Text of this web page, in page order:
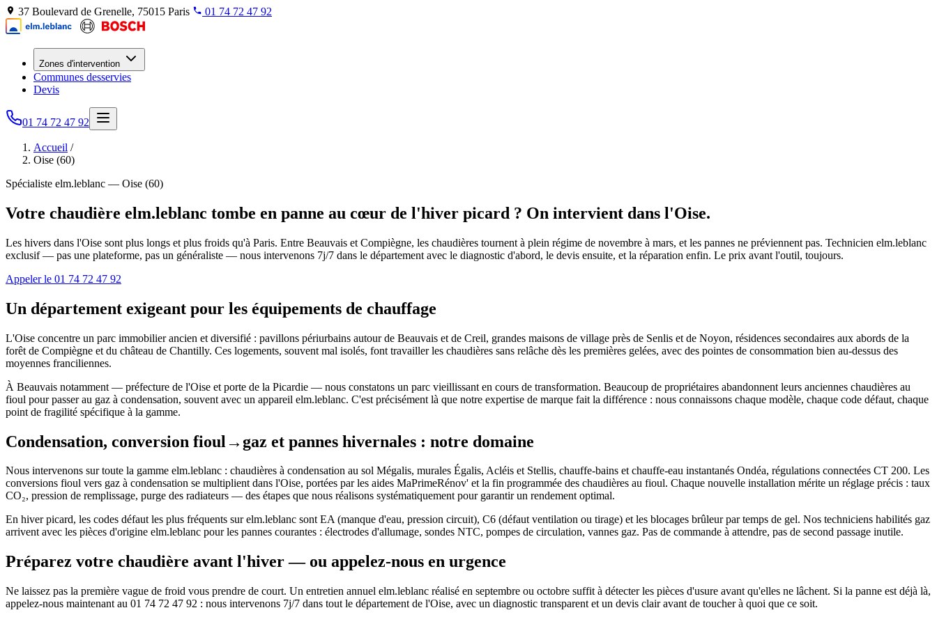
37 Boulevard de Grenelle, 75015 Paris 01 74 72 47 92
Zones d'intervention
Communes desservies
Devis
01 74 72 47 92
Accueil /
Oise (60)
Spécialiste elm.leblanc — Oise (60)
Votre chaudière elm.leblanc tombe en panne au cœur de l'hiver picard ? On intervient dans l'Oise.
Les hivers dans l'Oise sont plus longs et plus froids qu'à Paris. Entre Beauvais et Compiègne, les chaudières tournent à plein régime de novembre à mars, et les pannes ne préviennent pas. Technicien elm.leblanc
exclusif — pas une plateforme, pas un généraliste — nous intervenons 7j/7 dans le département avec le diagnostic d'abord, le devis ensuite, et la réparation enfin. Le prix avant l'outil, toujours.
Appeler le 01 74 72 47 92
Un département exigeant pour les équipements de chauffage
L'Oise concentre un parc immobilier ancien et diversifié : pavillons périurbains autour de Beauvais et de Creil, grandes maisons de village près de Senlis et de Noyon, résidences secondaires aux abords de la
forêt de Compiègne et du château de Chantilly. Ces logements, souvent mal isolés, font travailler les chaudières sans relâche dès les premières gelées, avec des pointes de consommation bien au-dessus des
moyennes franciliennes.
À Beauvais notamment — préfecture de l'Oise et porte de la Picardie — nous constatons un parc vieillissant en cours de transformation. Beaucoup de propriétaires abandonnent leurs anciennes chaudières au
fioul pour passer au gaz à condensation, souvent avec un appareil elm.leblanc. C'est précisément là que notre expertise de marque fait la différence : nous connaissons chaque modèle, chaque code défaut, chaque
point de fragilité spécifique à la gamme.
Condensation, conversion fioul→gaz et pannes hivernales : notre domaine
Nous intervenons sur toute la gamme elm.leblanc : chaudières à condensation au sol Mégalis, murales Égalis, Acléis et Stellis, chauffe-bains et chauffe-eau instantanés Ondéa, régulations connectées CT 200. Les
conversions fioul vers gaz à condensation se multiplient dans l'Oise, portées par les aides MaPrimeRénov' et la fin programmée des chaudières au fioul. Chaque nouvelle installation mérite un réglage précis : taux
CO₂, pression de remplissage, purge des radiateurs — des étapes que nous réalisons systématiquement pour garantir un rendement optimal.
En hiver picard, les codes défaut les plus fréquents sur elm.leblanc sont EA (manque d'eau, pression circuit), C6 (défaut ventilation ou tirage) et les blocages brûleur par temps de gel. Nos techniciens habilités gaz
arrivent avec les pièces d'origine elm.leblanc pour les pannes courantes : électrodes d'allumage, sondes NTC, pompes de circulation, vannes gaz. Pas de commande à attendre, pas de second passage inutile.
Préparez votre chaudière avant l'hiver — ou appelez-nous en urgence
Ne laissez pas la première vague de froid vous prendre de court. Un entretien annuel elm.leblanc réalisé en septembre ou octobre suffit à détecter les pièces d'usure avant qu'elles ne lâchent. Si la panne est déjà là,
appelez-nous maintenant au 01 74 72 47 92 : nous intervenons 7j/7 dans tout le département de l'Oise, avec un diagnostic transparent et un devis clair avant de toucher à quoi que ce soit.